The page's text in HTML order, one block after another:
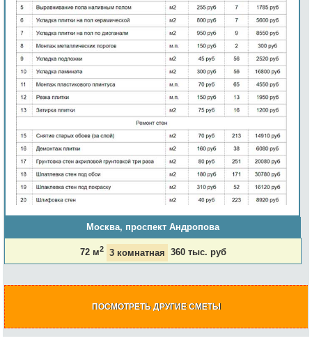
Москва, проспект Андропова
72 м2 3 комнатная 360 тыс. руб
ПОСМОТРЕТЬ ДРУГИЕ СМЕТЫ